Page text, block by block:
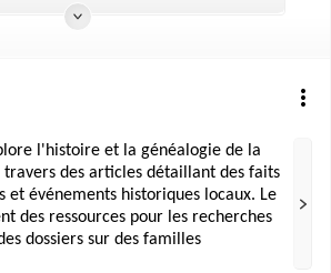
l'histoire et la généalogie de la
travers des articles détaillant des faits
et événements historiques locaux. Le
des ressources pour les recherches
dossiers sur des familles